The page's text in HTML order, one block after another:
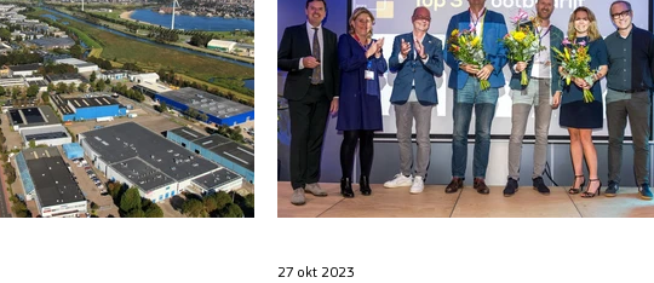
27 okt 2023